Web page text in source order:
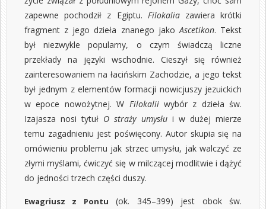
zapewne pochodził z Egiptu. Filokaliazawiera krótki
fragment z jego dzieła znanego jakoAscetikon. Tekst
był niezwykle popularny, o czym świadczą liczne
przekłady na języki wschodnie. Cieszył się również
zainteresowaniem na łacińskim Zachodzie, a jego tekst
był jednym z elementów formacji nowicjuszy jezuickich
w epoce nowożytnej. W Filokaliiwybór z dzieła św.
Izajasza nosi tytuł O straży umysłui w dużej mierze
temu zagadnieniu jest poświęcony. Autor skupia się na
omówieniu problemu jak strzec umysłu, jak walczyć ze
złymi myślami, ćwiczyć się w milczącej modlitwie i dążyć
do jedności trzech części duszy.
Ewagriusz z Pontu (ok. 345–399) jest obok św.